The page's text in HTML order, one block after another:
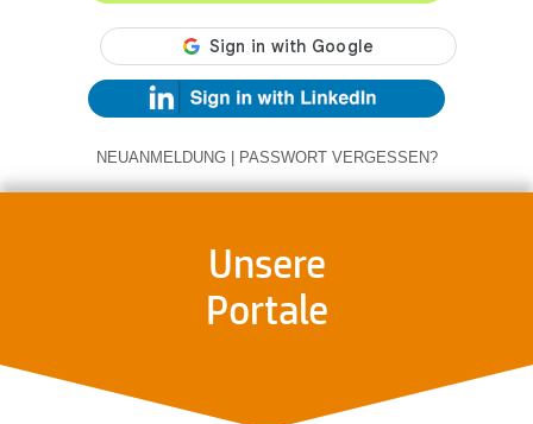
NEUANMELDUNG | PASSWORT VERGESSEN?
Unsere
Portale